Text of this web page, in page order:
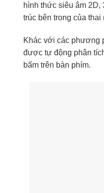
hình thức siêu âm 2D,
trúc bên trong của
Khác với các phương
được tự động phân
bấm trên bàn phím.